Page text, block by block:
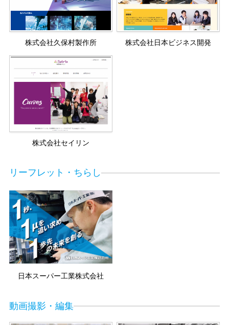
株式会社久保村製作所 株式会社日本ビジネス開発
株式会社セイリン
リーフレット・ちらし
日本スーパー工業株式会社
動画撮影・編集